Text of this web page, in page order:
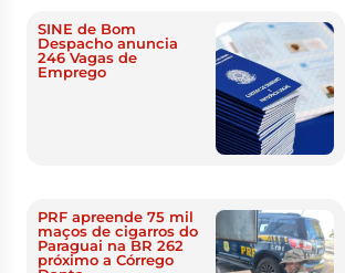
SINE de Bom
Despacho anuncia
246 Vagas de
Emprego
PRF apreende 75 mil
maços de cigarros do
Paraguai na BR 262
próximo a Córrego